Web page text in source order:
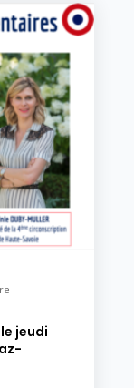
jeudi